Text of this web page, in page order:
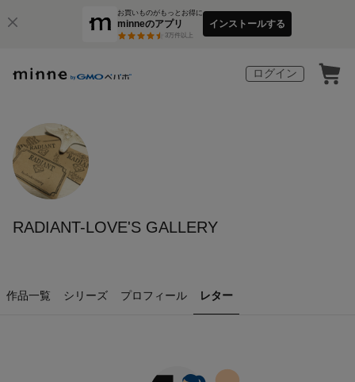
お買いものがもっとお得に
minneのアプリ
3万件以上
インストールする
ログイン
RADIANT-LOVE'S GALLERY
作品一覧 シリーズ プロフィール レター